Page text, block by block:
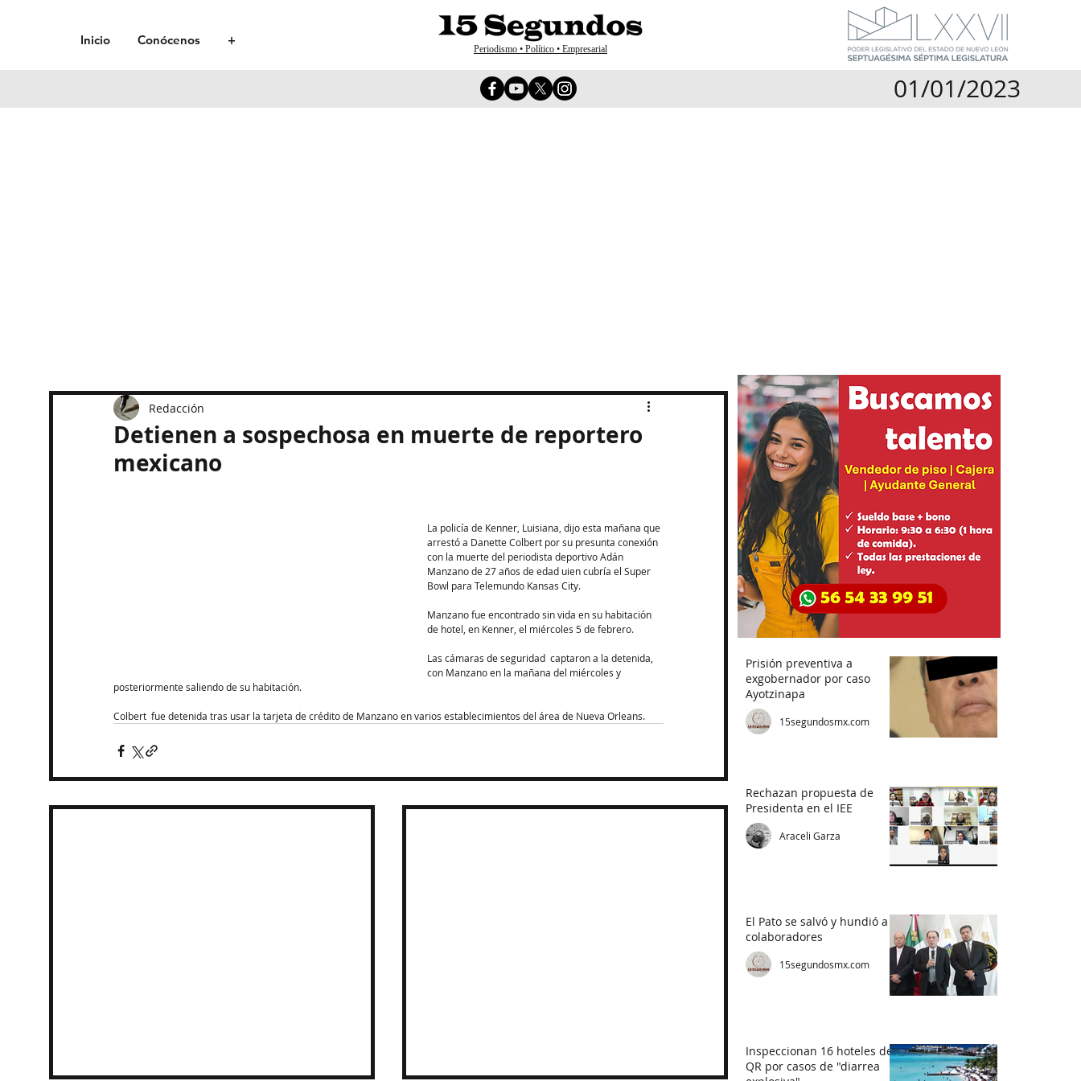
Inicio Conócenos +
Periodismo • Político • Empresarial
01/01/2023
Detienen a sospechosa en muerte de reportero
mexicano
Redacción
La policía de Kenner, Luisiana, dijo esta mañana que
arrestó a Danette Colbert por su presunta conexión
con la muerte del periodista deportivo Adán
Manzano de 27 años de edad uien cubría el Super
Bowl para Telemundo Kansas City.
Manzano fue encontrado sin vida en su habitación
de hotel, en Kenner, el miércoles 5 de febrero.
Las cámaras de seguridad  captaron a la detenida,
con Manzano en la mañana del miércoles y
posteriormente saliendo de su habitación.
Colbert  fue detenida tras usar la tarjeta de crédito de Manzano en varios establecimientos del área de Nueva Orleans.
Prisión preventiva a
exgobernador por caso
Ayotzinapa
15segundosmx.com
Rechazan propuesta de
Presidenta en el IEE
Araceli Garza
El Pato se salvó y hundió a
colaboradores
15segundosmx.com
Inspeccionan 16 hoteles de
QR por casos de "diarrea